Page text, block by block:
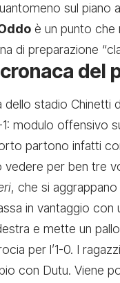
sul piano
è un punto che
di preparazione
del
dello stadio Chinetti
modulo offensivo
partono infatti
vedere per ben tre
, che si
in vantaggio con
e mette un
per l’1-0. I
con Dutu. Viene